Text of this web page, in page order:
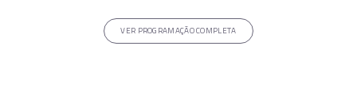
VER PROGRAMAÇÃO COMPLETA